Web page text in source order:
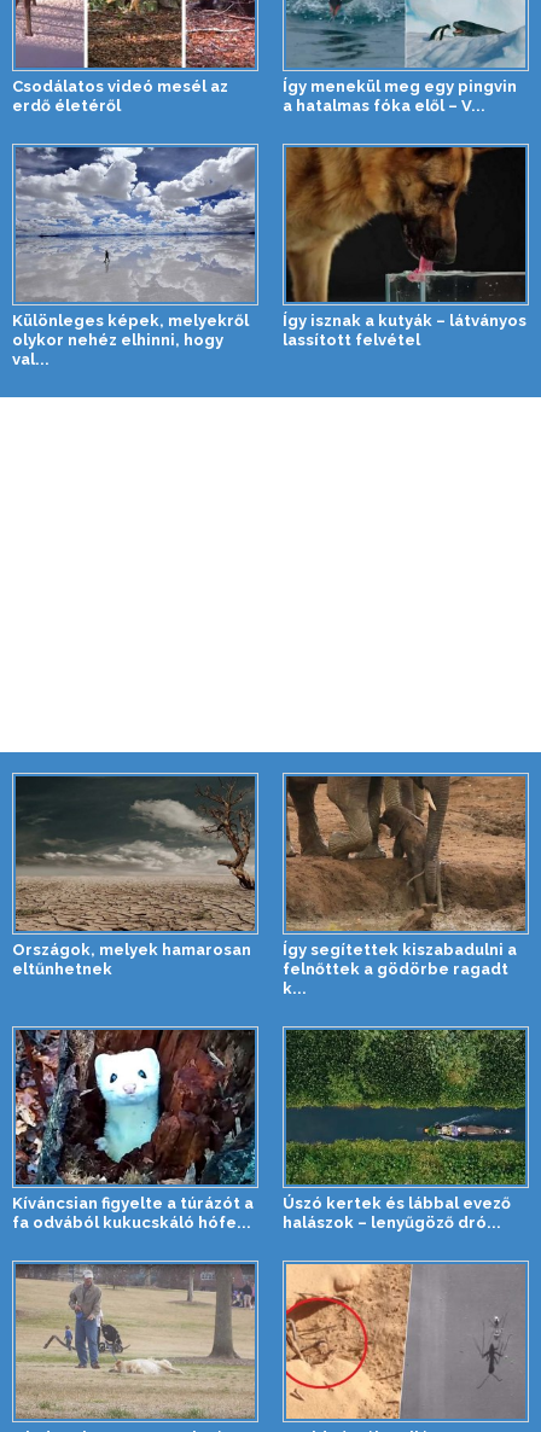
Csodálatos videó mesél az
erdő életéről
Így menekül meg egy pingvin
a hatalmas fóka elől – V...
Különleges képek, melyekről
olykor nehéz elhinni, hogy
val...
Így isznak a kutyák – látványos
lassított felvétel
Országok, melyek hamarosan
eltűnhetnek
Így segítettek kiszabadulni a
felnőttek a gödörbe ragadt
k...
Kíváncsian figyelte a túrázót a
fa odvából kukucskáló hófe...
Úszó kertek és lábbal evező
halászok – lenyűgöző dró...